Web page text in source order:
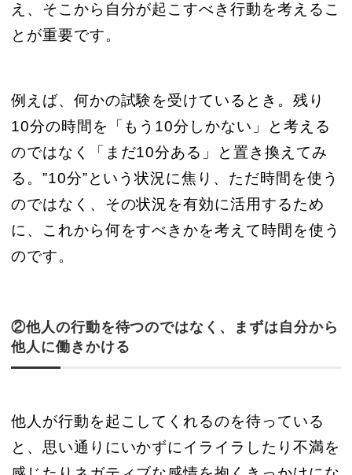
え、そこから自分が起こすべき行動を考えるこ
とが重要です。
例えば、何かの試験を受けているとき。残り
10分の時間を「もう10分しかない」と考える
のではなく「まだ10分ある」と置き換えてみ
る。”10分”という状況に焦り、ただ時間を使う
のではなく、その状況を有効に活用するため
に、これから何をすべきかを考えて時間を使う
のです。
②他人の行動を待つのではなく、まずは自分から
他人に働きかける
他人が行動を起こしてくれるのを待っている
と、思い通りにいかずにイライラしたり不満を